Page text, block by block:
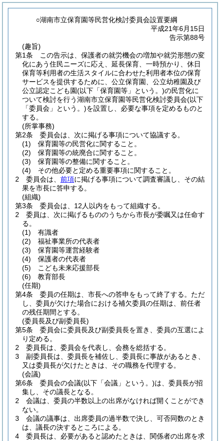
○湖南市立保育園等民営化検討委員会設置要綱
平成21年6月15日
告示第88号
(趣旨)
第1条
この告示は、保護者の就労機会の増加や就労形態の変
化にあう住民ニーズに応え、延長保育、一時預かり、休日
保育等利用者の生活スタイルに合わせた利用者本位の保育
サービスを提供するために、公立保育園、公立幼稚園及び
公立認定こども園(以下「保育園等」という。)の民営化に
ついて検討を行う湖南市立保育園等民営化検討委員会(以下
「委員会」という。)を設置し、必要な事項を定めるものと
する。
(所掌事務)
第2条
委員会は、次に掲げる事項について協議する。
(1)
保育園等の民営化に関すること。
(2)
保育園等の統廃合に関すること。
(3)
保育園等の整備に関すること。
(4)
その他必要と定める重要事項に関すること。
2
委員会は、 前項に掲げる事項について調査審議し、その結
果を市長に答申する。
(組織)
第3条
委員会は、12人以内をもって組織する。
2
委員は、次に掲げるもののうちから市長が委嘱又は任命す
る。
(1)
有識者
(2)
福祉事業所の代表者
(3)
保育園等運営経験者
(4)
保護者の代表者
(5)
こども未来応援部長
(6)
教育部長
(任期)
第4条
委員の任期は、市長への答申をもって終了する。 ただ
し、委員が欠けた場合における補欠委員の任期は、前任者
の残任期間とする。
(委員長及び副委員長)
第5条
委員会に委員長及び副委員長を置き、委員の互選によ
り定める。
2
委員長は、委員会を代表し、会務を総括する。
3
副委員長は、委員長を補佐し、委員長に事故があるとき、
又は委員長が欠けたときは、その職務を代理する。
(会議)
第6条
委員会の会議(以下「会議」という。)は、委員長が招
集し、その議長となる。
2
会議は、委員の半数以上の出席がなければ開くことができ
ない。
3
会議の議事は、出席委員の過半数で決し、可否同数のとき
は、議長の決するところによる。
4
委員長は、必要があると認めたときは、関係者の出席を求